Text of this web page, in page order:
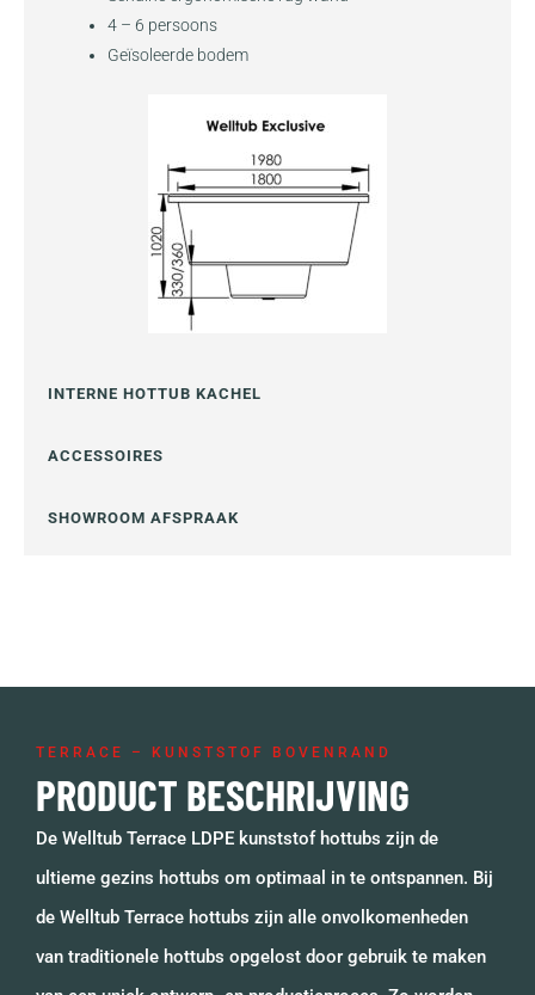
4 – 6 persoons
Geïsoleerde bodem
INTERNE HOTTUB KACHEL
ACCESSOIRES
SHOWROOM AFSPRAAK
TERRACE – KUNSTSTOF BOVENRAND
PRODUCT BESCHRIJVING
De Welltub Terrace LDPE kunststof hottubs zijn de
ultieme gezins hottubs om optimaal in te ontspannen. Bij
de Welltub Terrace hottubs zijn alle onvolkomenheden
van traditionele hottubs opgelost door gebruik te maken